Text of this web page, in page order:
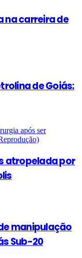
na carreira de
de Goiás:
atropelada por
manipulação
Sub-20